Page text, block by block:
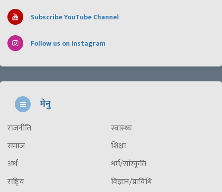
Subscribe YouTube Channel
Follow us on Instagram
मेनु
राजनीति
समाज
अर्थ
राष्ट्रिय
स्वास्थ्य
शिक्षा
धर्म/सांस्कृति
विज्ञान/प्राविधि